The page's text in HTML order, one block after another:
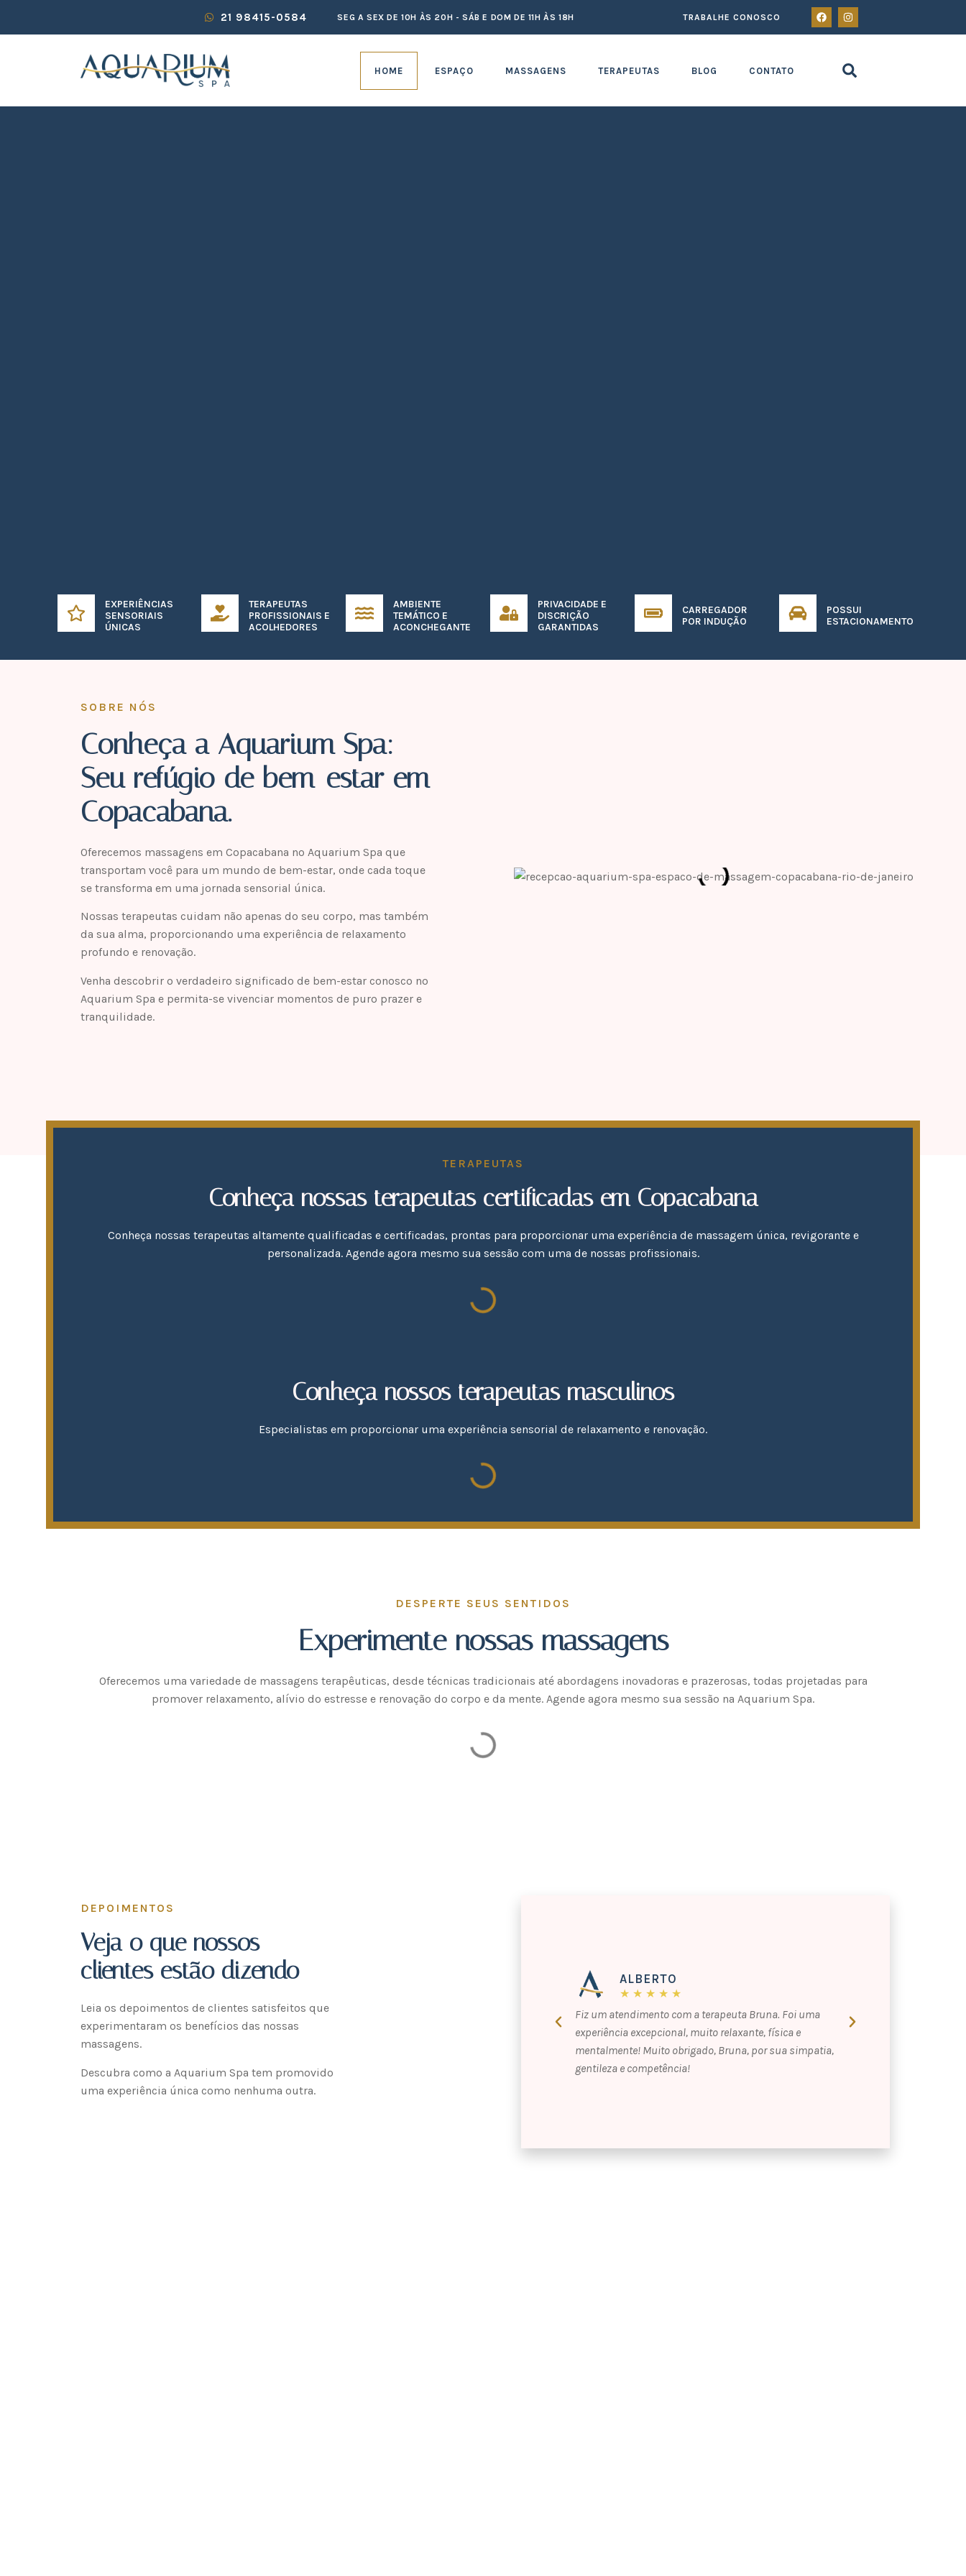
21 98415-0584 SEG A SEX DE 10H ÀS 20H - SÁB E DOM DE 11H ÀS 18H TRABALHE CONOSCO
HOME ESPAÇO MASSAGENS TERAPEUTAS BLOG CONTATO
EXPERIÊNCIAS
SENSORIAIS
ÚNICAS
TERAPEUTAS
PROFISSIONAIS E
ACOLHEDORES
AMBIENTE
TEMÁTICO E
ACONCHEGANTE
PRIVACIDADE E
DISCRIÇÃO
GARANTIDAS
CARREGADOR
POR INDUÇÃO
POSSUI
ESTACIONAMENTO
SOBRE NÓS
Conheça a Aquarium Spa:
Seu refúgio de bem-estar em
Copacabana.
Oferecemos massagens em Copacabana no Aquarium Spa que
transportam você para um mundo de bem-estar, onde cada toque
se transforma em uma jornada sensorial única.
Nossas terapeutas cuidam não apenas do seu corpo, mas também
da sua alma, proporcionando uma experiência de relaxamento
profundo e renovação.
Venha descobrir o verdadeiro significado de bem-estar conosco no
Aquarium Spa e permita-se vivenciar momentos de puro prazer e
tranquilidade.
TERAPEUTAS
Conheça nossas terapeutas certificadas em Copacabana
Conheça nossas terapeutas altamente qualificadas e certificadas, prontas para proporcionar uma experiência de massagem única, revigorante e
personalizada. Agende agora mesmo sua sessão com uma de nossas profissionais.
Conheça nossos terapeutas masculinos
Especialistas em proporcionar uma experiência sensorial de relaxamento e renovação.
DESPERTE SEUS SENTIDOS
Experimente nossas massagens
Oferecemos uma variedade de massagens terapêuticas, desde técnicas tradicionais até abordagens inovadoras e prazerosas, todas projetadas para
promover relaxamento, alívio do estresse e renovação do corpo e da mente. Agende agora mesmo sua sessão na Aquarium Spa.
DEPOIMENTOS
Veja o que nossos
clientes estão dizendo
Leia os depoimentos de clientes satisfeitos que
experimentaram os benefícios das nossas
massagens.
Descubra como a Aquarium Spa tem promovido
uma experiência única como nenhuma outra.
Fiz um atendimento com a terapeuta Bruna. Foi uma
experiência excepcional, muito relaxante, física e
mentalmente! Muito obrigado, Bruna, por sua simpatia,
gentileza e competência!
ALBERTO
★ ★ ★ ★ ★